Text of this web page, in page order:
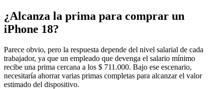
¿Alcanza la prima para comprar un
iPhone 18?
Parece obvio, pero la respuesta depende del nivel salarial de cada
trabajador, ya que un empleado que devenga el salario mínimo
recibe una prima cercana a los $ 711.000. Bajo ese escenario,
necesitaría ahorrar varias primas completas para alcanzar el valor
estimado del dispositivo.